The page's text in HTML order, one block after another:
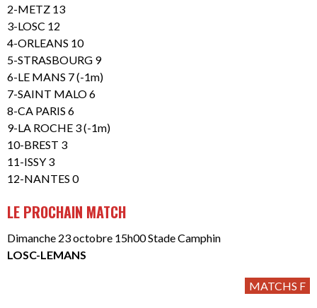
2-METZ 13
3-LOSC 12
4-ORLEANS 10
5-STRASBOURG 9
6-LE MANS 7 (-1m)
7-SAINT MALO 6
8-CA PARIS 6
9-LA ROCHE 3 (-1m)
10-BREST 3
11-ISSY 3
12-NANTES 0
LE PROCHAIN MATCH
Dimanche 23 octobre 15h00 Stade Camphin
LOSC-LEMANS
MATCHS F